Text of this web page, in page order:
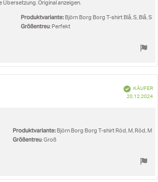
Übersetzung. Original anzeigen.
Produktvariante: Björn Borg Borg T-shirt Blå, S, Blå, S
Größentreu: Perfekt
VerifiziertKÄUFER
20.12.2024
Produktvariante: Björn Borg Borg T-shirt Röd, M, Röd, M
Größentreu: Groß